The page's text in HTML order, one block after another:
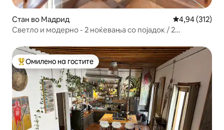
Стан во Мадрид Просечна
4,94 (312)
Светло и модерно - 2 ноќевања со појадок / 2
Меѓу најуспешните „Омилени на гостите“
Омилено на гостите